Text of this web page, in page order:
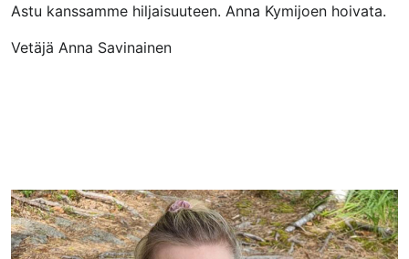
Astu kanssamme hiljaisuuteen. Anna Kymijoen hoivata.
Vetäjä Anna Savinainen